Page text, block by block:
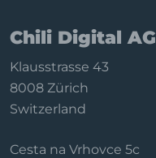
Chili Digital AG
Klausstrasse 43
8008 Zürich
Switzerland
Cesta na Vrhovce 5c